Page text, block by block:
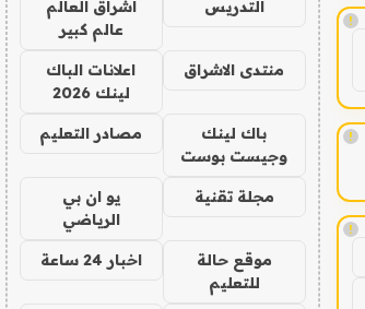
!
!
!
التدريس
اشراق العالم
عالم كبير
منتدى الاشراق
اعلانات الباك
لينك 2026
باك لينك
وجيست بوست
مصادر التعليم
مجلة تقنية
يو ان بي
الرياضي
موقع حالة
للتعليم
اخبار 24 ساعة